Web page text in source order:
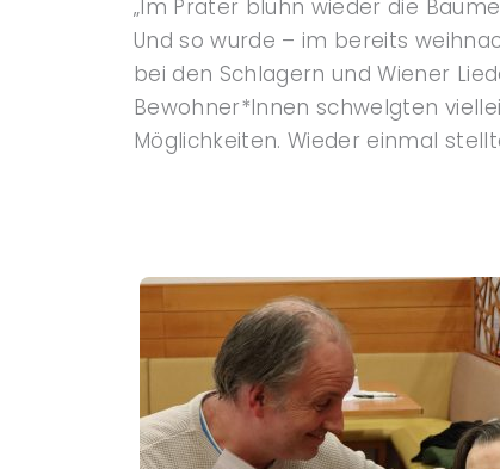
„Im Prater blühn wieder die
Und so wurde – im bereits
bei den Schlagern und Wiener
Bewohner*Innen schwelgten
Möglichkeiten. Wieder einmal